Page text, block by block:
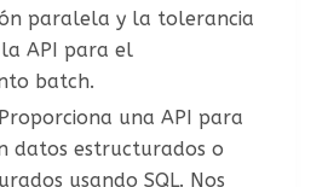
paralela y la tolerancia
API para el
batch.
una API para
datos estructurados o
usando SQL. Nos